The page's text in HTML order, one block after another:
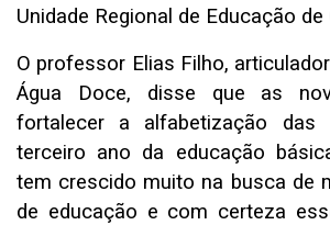
Unidade Regional de Educação de
O professor Elias Filho,
Água Doce, disse que as
fortalecer a alfabetização
terceiro ano da educação
tem crescido muito na busca de
de educação e com certeza